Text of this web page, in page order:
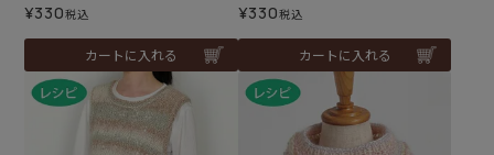
¥330税込
カートに入れる
¥330税込
カートに入れる